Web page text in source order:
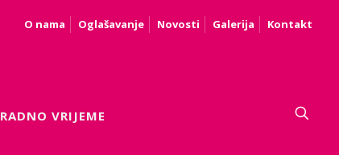
O nama Oglašavanje Novosti Galerija Kontakt
RADNO VRIJEME